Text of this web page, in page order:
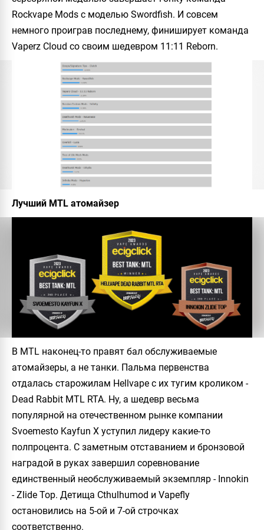
Rockvape Mods с моделью Swordfish. И совсем
немного проиграв последнему, финиширует команда
Vaperz Cloud со своим шедевром 11:11 Reborn.
Лучший MTL атомайзер
В MTL наконец-то правят бал обслуживаемые
атомайзеры, а не танки. Пальма первенства
отдалась старожилам Hellvape с их тугим кроликом -
Dead Rabbit MTL RTA. Ну, а шедевр весьма
популярной на отечественном рынке компании
Svoemesto Kayfun X уступил лидеру какие-то
полпроцента. С заметным отставанием и бронзовой
наградой в руках завершил соревнование
единственный необслуживаемый экземпляр - Innokin
- Zlide Top. Детища Cthulhumod и Vapefly
остановились на 5-ой и 7-ой строчках
соответственно.